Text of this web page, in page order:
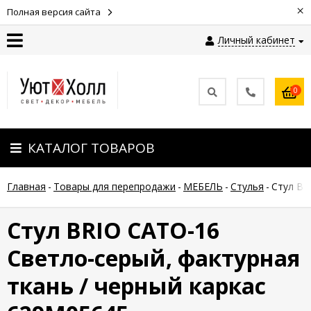
Полная версия сайта ×
Личный кабинет
Оплата
Доставка
Гарантия
возврат
Новости
Полезные
0
КАТАЛОГ ТОВАРОВ
Главная - Товары для перепродажи - МЕБЕЛЬ - Стулья - Стул
Стул BRIO CATO-16
Светло-серый, фактурная
ткань / черный каркас